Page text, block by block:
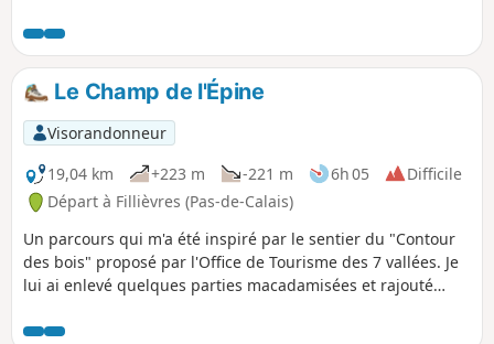
Le Champ de l'Épine
Visorandonneur
19,04 km
+223 m -221 m 6h 05
Difficile
Départ à Fillièvres (Pas-de-Calais)
Un parcours qui m'a été inspiré par le sentier du "Contour
des bois" proposé par l'Office de Tourisme des 7 vallées. Je
lui ai enlevé quelques parties macadamisées et rajouté
nature.